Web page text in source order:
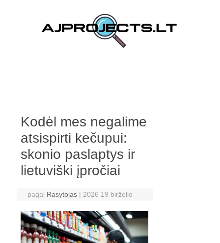
Kodėl mes negalime
atsispirti kečupui:
skonio paslaptys ir
lietuviški įpročiai
pagal Rasytojas | 2026 19 birželio